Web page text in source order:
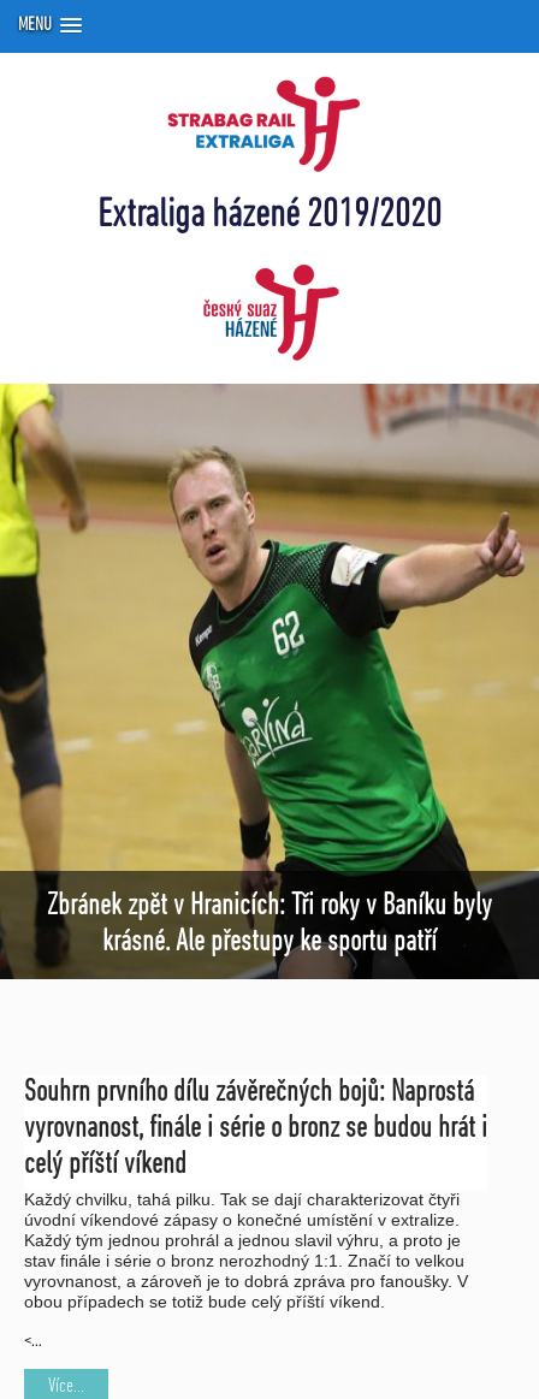
MENU
Extraliga házené 2019/2020
Zbránek zpět v Hranicích: Tři roky v Baníku byly
krásné. Ale přestupy ke sportu patří
Souhrn prvního dílu závěrečných bojů: Naprostá
vyrovnanost, finále i série o bronz se budou hrát i
celý příští víkend
Každý chvilku, tahá pilku. Tak se dají charakterizovat čtyři
úvodní víkendové zápasy o konečné umístění v extralize.
Každý tým jednou prohrál a jednou slavil výhru, a proto je
stav finále i série o bronz nerozhodný 1:1. Značí to velkou
vyrovnanost, a zároveň je to dobrá zpráva pro fanoušky. V
obou případech se totiž bude celý příští víkend.
<…
Více...